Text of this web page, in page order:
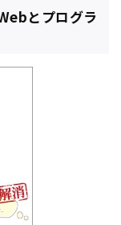
とプログラ